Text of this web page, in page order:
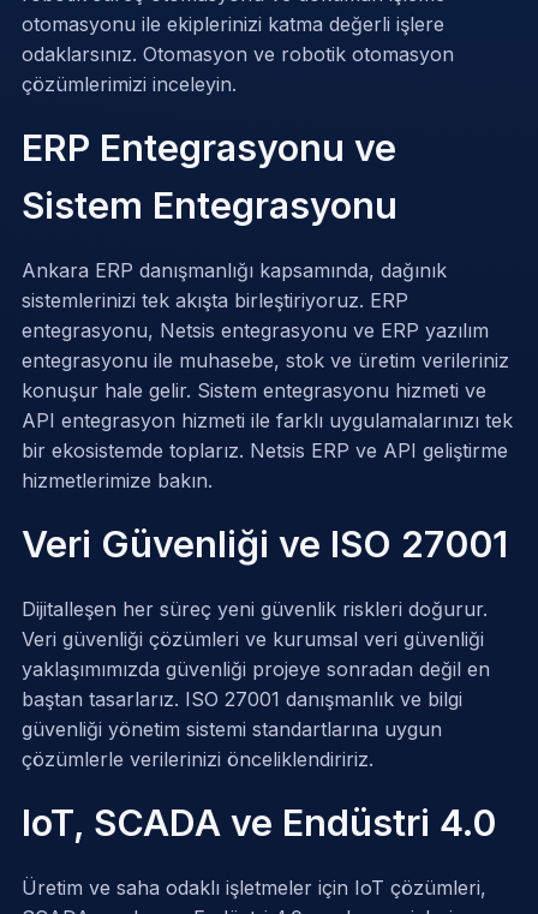
otomasyonu ile ekiplerinizi katma değerli işlere
odaklarsınız. Otomasyon ve robotik otomasyon
çözümlerimizi inceleyin.
ERP Entegrasyonu ve
Sistem Entegrasyonu
Ankara ERP danışmanlığı kapsamında, dağınık
sistemlerinizi tek akışta birleştiriyoruz. ERP
entegrasyonu, Netsis entegrasyonu ve ERP yazılım
entegrasyonu ile muhasebe, stok ve üretim verileriniz
konuşur hale gelir. Sistem entegrasyonu hizmeti ve
API entegrasyon hizmeti ile farklı uygulamalarınızı tek
bir ekosistemde toplarız. Netsis ERP ve API geliştirme
hizmetlerimize bakın.
Veri Güvenliği ve ISO 27001
Dijitalleşen her süreç yeni güvenlik riskleri doğurur.
Veri güvenliği çözümleri ve kurumsal veri güvenliği
yaklaşımımızda güvenliği projeye sonradan değil en
baştan tasarlarız. ISO 27001 danışmanlık ve bilgi
güvenliği yönetim sistemi standartlarına uygun
çözümlerle verilerinizi önceliklendiririz.
IoT, SCADA ve Endüstri 4.0
Üretim ve saha odaklı işletmeler için IoT çözümleri,